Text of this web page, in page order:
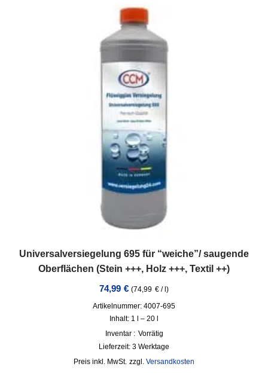
Universalversiegelung 695 für “weiche”/ saugende
Oberflächen (Stein +++, Holz +++, Textil ++)
74,99 € (74,99 € /l)
Artikelnummer: 4007-695
Inhalt: 1
– 20
Inventar : Vorrätig
Lieferzeit: 3 Werktage
inkl. MwSt. zzgl. Versandkosten